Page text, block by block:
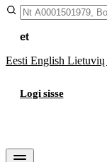
et
Eesti English Lietuvių
Logi sisse